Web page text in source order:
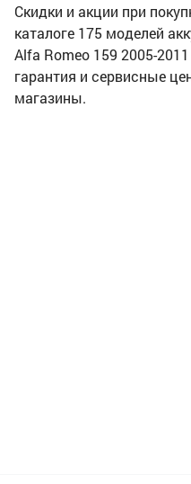
Скидки и акции при
каталоге 175 моделей
Alfa Romeo 159 2005-
гарантия и сервисные
магазины.